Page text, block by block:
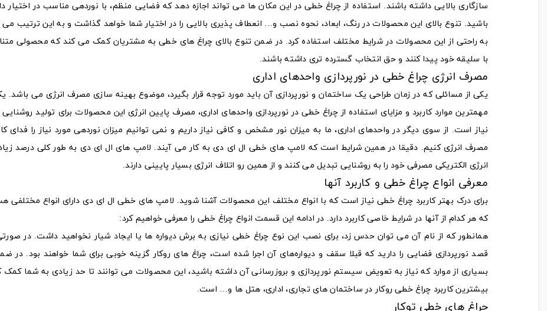
سازگاری بالایی داشته باشند. استفاده از چراغ خطی در این مکان‌ ها می‌ تواند اجازه دهد که فضایی منظم، با نوردهی مناسب در اختیار
باشید. تنوع بالای این محصولات در رنگ، ابعاد، نحوه نصب و… انعطاف پذیری بالایی را در اختیار شما خواهد گذاشت و به این ترتیب می‌
به راحتی از این محصولات در شرایط مختلف استفاده کرد. در ضمن تنوع بالای چراغ‌ های خطی به مشتریان کمک می کند که محصولی
با سلیقه خود پیدا کنند و حق انتخاب گسترده‌ تری داشته باشند.
مصرف انرژی چراغ خطی در نورپردازی واحدهای اداری
یکی از مسائلی که در زمان طراحی یک ساختمان و نورپردازی آن باید مورد توجه قرار بگیرد، موضوع بهینه سازی مصرف انرژی می‌ باشد.
مهمترین موارد کاربرد و مزایای استفاده از چراغ خطی در نورپردازی واحدهای اداری، مصرف پایین انرژی این محصولات برای تولید روشنایی
نیاز است. از سوی دیگر در واحدهای اداری، ما به میزان نور مشخص و کافی نیاز داریم و نمی توانیم میزان نوردهی مورد نیاز را فدای
مصرف انرژی کنیم. دقیقا در همین شرایط است که لامپ‌ های خطی ال ای دی به کار می‌ آیند. لامپ‌ های ال ای دی به طور کلی درصد
انرژی الکتریکی مصرفی خود را به روشنایی تبدیل می‌ کنند و از همین رو اتلاف انرژی بسیار پایینی دارند.
معرفی انواع چراغ خطی و کاربرد آنها
برای درک بهتر کاربرد چراغ‌ خطی نیاز است که با انواع مختلف این محصولات آشنا شوید. لامپ‌ های خطی ال ای دی دارای انواع مختلفی
که هر کدام از آنها در شرایط خاصی کاربرد دارد. در ادامه این قسمت انواع چراغ خطی را معرفی خواهیم کرد:
همانطور که از نام آن می‌ توان حدس زد، برای نصب این نوع چراغ خطی نیازی به برش دیواره‌ ها یا ایجاد شیار نخواهید داشت. در
قصد نورپردازی فضایی را دارید که قبلا سقف و دیواره‌های آن اجرا شده است، چراغ‌ های روکار گزینه خوبی برای شما خواهند بود. در
بسیاری از موارد که نیاز به تعویض سیستم نورپردازی و بروزرسانی آن داشته باشید، این محصولات می‌ توانند تا حد زیادی به شما کمک
بیشترین کاربرد چراغ خطی روکار در ساختمان‌ های تجاری، اداری، هتل‌ ها و… است.
چراغ‌ های خطی توکار